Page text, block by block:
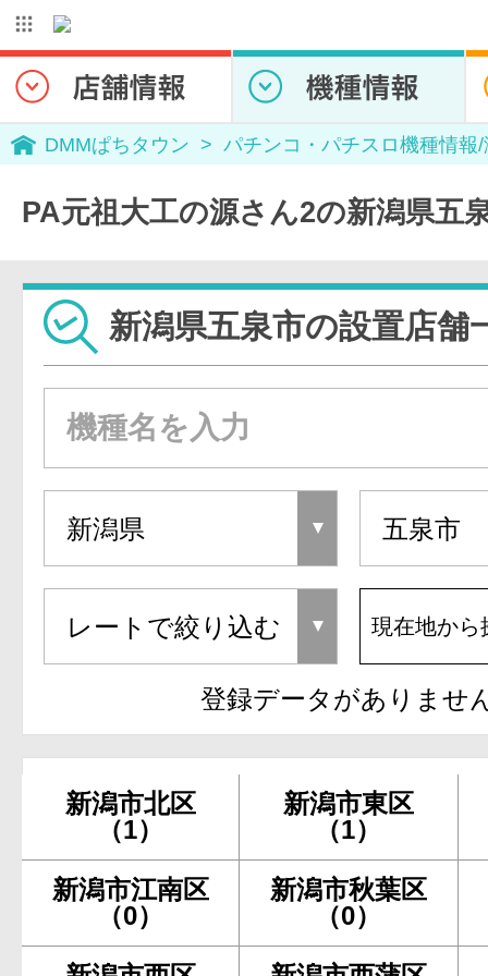
DMMぱちタウン パチンコ・パチスロ機種情報
PA元祖大工の源さん2の新潟県五
新潟県五泉市の設置店舗
現在地から
登録データがありませ
新潟市北区
（1）
新潟市東区
（1）
新潟市江南区
（0）
新潟市秋葉区
（0）